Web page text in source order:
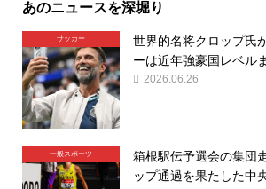
あのニュースを深堀り
サッカー
世界的名将クロップ氏
ーは近年強豪国レベル
2026.06.26
一般スポーツ
箱根駅伝予選会の集団
ップ通過を果たした中